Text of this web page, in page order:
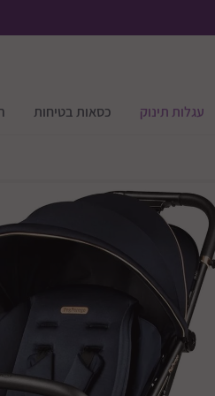
עגלות תינוק כסאות בטיחות